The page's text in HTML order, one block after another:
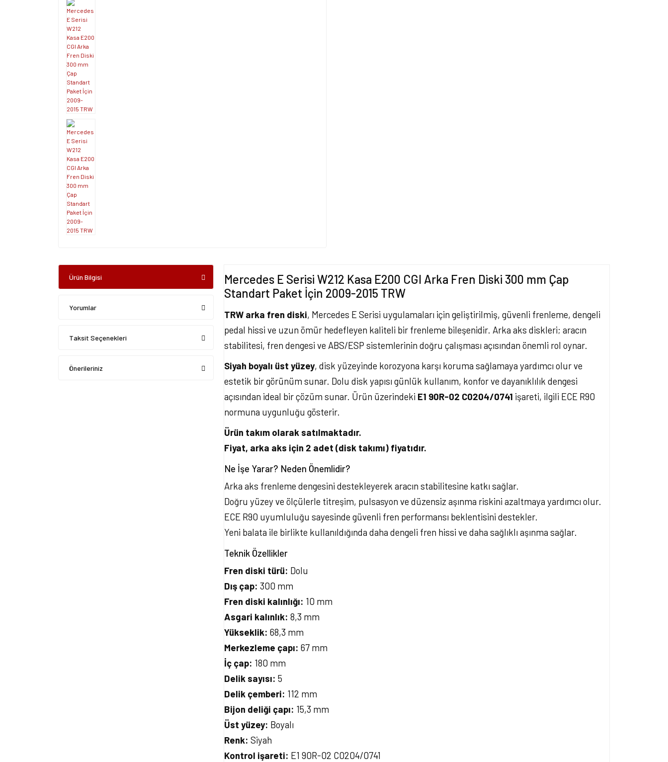
Ürün Bilgisi
Yorumlar
Taksit Seçenekleri
Önerileriniz
Mercedes E Serisi W212 Kasa E200 CGI Arka Fren Diski 300 mm Çap
Standart Paket İçin 2009-2015 TRW
TRW arka fren diski, Mercedes E Serisi uygulamaları için geliştirilmiş, güvenli frenleme, dengeli
pedal hissi ve uzun ömür hedefleyen kaliteli bir frenleme bileşenidir. Arka aks diskleri; aracın
stabilitesi, fren dengesi ve ABS/ESP sistemlerinin doğru çalışması açısından önemli rol oynar.
Siyah boyalı üst yüzey, disk yüzeyinde korozyona karşı koruma sağlamaya yardımcı olur ve
estetik bir görünüm sunar. Dolu disk yapısı günlük kullanım, konfor ve dayanıklılık dengesi
açısından ideal bir çözüm sunar. Ürün üzerindeki E1 90R-02 C0204/0741 işareti, ilgili ECE R90
normuna uygunluğu gösterir.
Ürün takım olarak satılmaktadır.
Fiyat, arka aks için 2 adet (disk takımı) fiyatıdır.
Ne İşe Yarar? Neden Önemlidir?
Arka aks frenleme dengesini destekleyerek aracın stabilitesine katkı sağlar.
Doğru yüzey ve ölçülerle titreşim, pulsasyon ve düzensiz aşınma riskini azaltmaya yardımcı olur.
ECE R90 uyumluluğu sayesinde güvenli fren performansı beklentisini destekler.
Yeni balata ile birlikte kullanıldığında daha dengeli fren hissi ve daha sağlıklı aşınma sağlar.
Teknik Özellikler
Fren diski türü: Dolu
Dış çap: 300 mm
Fren diski kalınlığı: 10 mm
Asgari kalınlık: 8,3 mm
Yükseklik: 68,3 mm
Merkezleme çapı: 67 mm
İç çap: 180 mm
Delik sayısı: 5
Delik çemberi: 112 mm
Bijon deliği çapı: 15,3 mm
Üst yüzey: Boyalı
Renk: Siyah
Kontrol işareti: E1 90R-02 C0204/0741